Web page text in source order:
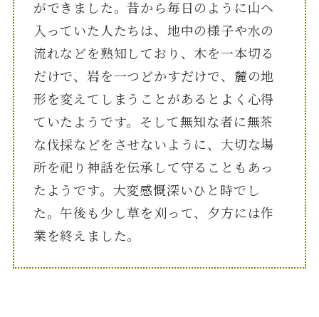
ができました。昔から毎日のように山へ
入っていた人たちは、地中の様子や水の
流れなどを熟知しており、木を一本切る
だけで、岩を一つどかすだけで、麓の地
形を変えてしまうことがあるとよく心得
ていたようです。そして無知な者に無茶
な伐採などをさせないように、大切な場
所を祀り神話を伝承して守ることもあっ
たようです。大変感慨深いひと時でし
た。午後も少し草を刈って、夕方には作
業を終えました。